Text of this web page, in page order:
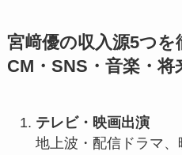
宮﨑優の収入源5つを
CM・SNS・音楽・将
テレビ・映画出演
地上波・配信ドラマ、